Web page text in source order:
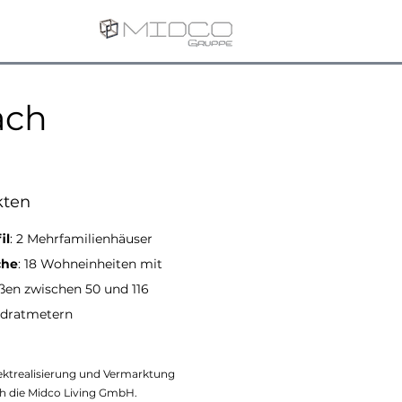
: 2 Mehrfamilienhäuser
: 18 Wohneinheiten mit
zwischen 50 und 116
und Vermarktung
die Midco Living GmbH.​